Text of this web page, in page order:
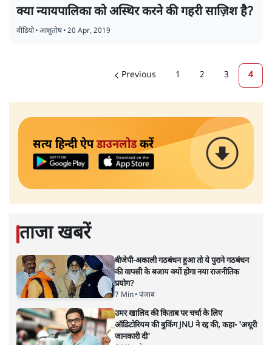
क्या न्यायपालिका को अस्थिर करने की गहरी साज़िश है?
वीडियो•आशुतोष•20 Apr, 2019
Previous 1 2 3 4
सत्य हिन्दी ऐपडाउनलोडकरें
ताजा खबरें
बीजेपी-अकाली गठबंधन हुआ तो ये पुराने गठबंधन
की वापसी के बजाय क्यों होगा नया राजनीतिक
प्रयोग?
7 Min• पंजाब
उमर खालिद की किताब पर चर्चा के लिए
ऑडिटोरियम की बुकिंग JNU ने रद्द की, कहा- 'अधूरी
जानकारी दी'